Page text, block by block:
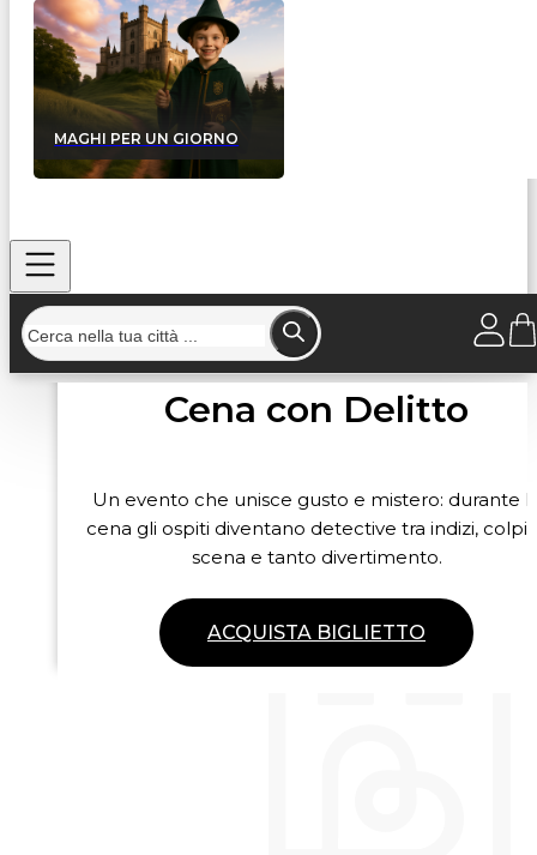
MAGHI PER UN GIORNO
Cena con Delitto
Un evento che unisce gusto e mistero: durante
cena gli ospiti diventano detective tra indizi, colpi
scena e tanto divertimento.
ACQUISTA BIGLIETTO